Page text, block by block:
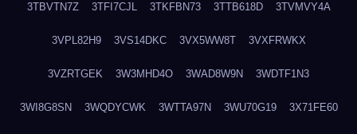
3TBVTN7Z 3TFI7CJL 3TKFBN73 3TTB618D 3TVMVY4A
3VPL82H9 3VS14DKC 3VX5WW8T 3VXFRWKX
3VZRTGEK 3W3MHD4O 3WAD8W9N 3WDTF1N3
3WI8G8SN 3WQDYCWK 3WTTA97N 3WU70G19 3X71FE60